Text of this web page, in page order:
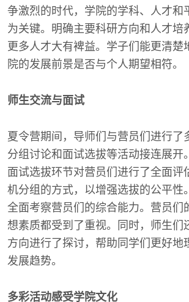
争激烈的时代，学院的学科、人才和
为关键。明确主要科研方向和人才培
更多人才大有裨益。学子们能更清楚
院的发展前景是否与个人期望相符。
师生交流与面试
夏令营期间，导师们与营员们进行了
分组讨论和面试选拔等活动接连展开
面试选拔环节对营员们进行了全面评
机分组的方式，以增强选拔的公平性
全面考察营员们的综合能力。营员们
想素质都受到了重视。同时，师生们
方向进行了探讨，帮助同学们更好地
发展趋势。
多彩活动感受学院文化